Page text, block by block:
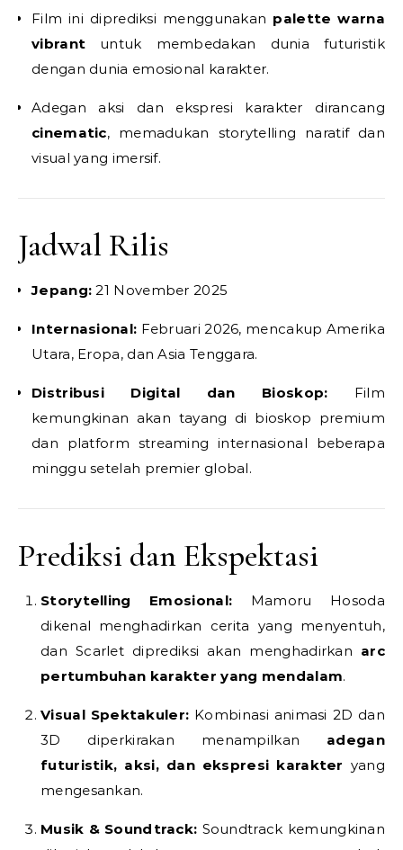
Film ini diprediksi menggunakan palette warna
vibrant untuk membedakan dunia futuristik
dengan dunia emosional karakter.
Adegan aksi dan ekspresi karakter dirancang
cinematic, memadukan storytelling naratif dan
visual yang imersif.
Jadwal Rilis
Jepang: 21 November 2025
Internasional: Februari 2026, mencakup Amerika
Utara, Eropa, dan Asia Tenggara.
Distribusi Digital dan Bioskop: Film
kemungkinan akan tayang di bioskop premium
dan platform streaming internasional beberapa
minggu setelah premier global.
Prediksi dan Ekspektasi
Storytelling Emosional: Mamoru Hosoda
dikenal menghadirkan cerita yang menyentuh,
dan Scarlet diprediksi akan menghadirkan arc
pertumbuhan karakter yang mendalam.
Visual Spektakuler: Kombinasi animasi 2D dan
3D diperkirakan menampilkan adegan
futuristik, aksi, dan ekspresi karakter yang
mengesankan.
Musik & Soundtrack: Soundtrack kemungkinan